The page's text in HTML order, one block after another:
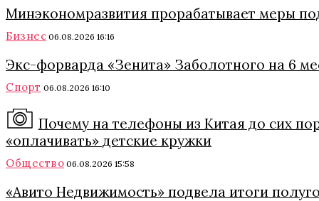
Минэкономразвития прорабатывает меры
Бизнес 06.08.2026 16:16
Экс-форварда «Зенита» Заболотного на 6
Спорт 06.08.2026 16:10
Почему на телефоны из Китая до сих
«оплачивать» детские кружки
Общество 06.08.2026 15:58
«Авито Недвижимость» подвела итоги